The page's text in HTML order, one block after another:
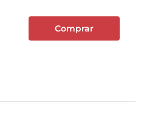
Comprar